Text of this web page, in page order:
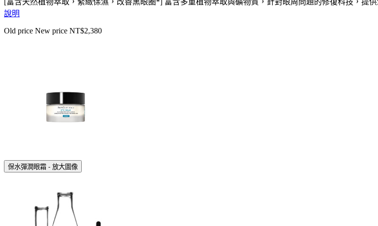
說明
Old price New price NT$2,380
保水彈潤眼霜 - 放大圖像